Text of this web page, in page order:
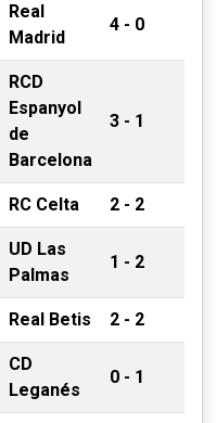
Real
Madrid
4 - 0
RCD
Espanyol
de
Barcelona
3 - 1
RC Celta 2 - 2
UD Las
Palmas
1 - 2
Real Betis 2 - 2
CD
Leganés
0 - 1